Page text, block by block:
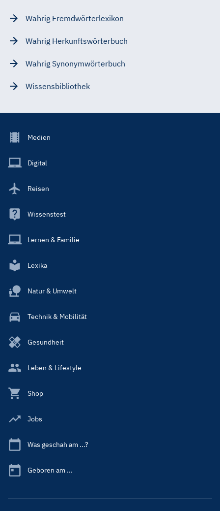
Wahrig Fremdwörterlexikon
Wahrig Herkunftswörterbuch
Wahrig Synonymwörterbuch
Wissensbibliothek
Footer
Main
Medien
Digital
Reisen
Wissenstest
Lernen & Familie
Lexika
Natur & Umwelt
Technik & Mobilität
Gesundheit
Leben & Lifestyle
Shop
Jobs
Was geschah am ...?
Geboren am ...